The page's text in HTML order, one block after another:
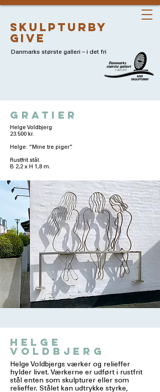
Danmarks største galleri – i det fri
skulpturby
give
gratier
Helge Voldbjerg
23.500 kr.
Helge: ”Mine tre piger”.
Rustfrit stål.
B 2,2 x H 1,8 m.
helge
voldbjerg
Helge Voldbjergs værker og relieffer
hylder livet. Værkerne er udført i rustfrit
stål enten som skulpturer eller som
relieffer. Stålet kan udtrykke styrke,